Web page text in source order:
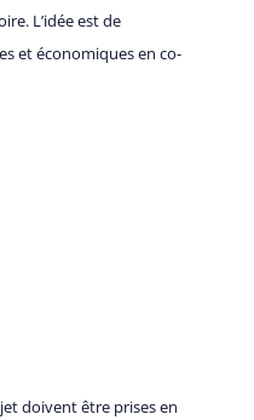
L’idée est de
et économiques en co-
doivent être prises en